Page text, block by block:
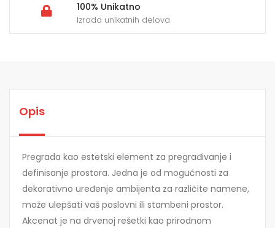
100% Unikatno
Izrada unikatnih delova
Opis
Pregrada kao estetski element za pregrađivanje i
definisanje prostora. Jedna je od mogućnosti za
dekorativno uređenje ambijenta za različite namene,
može ulepšati vaš poslovni ili stambeni prostor.
Akcenat je na drvenoj rešetki kao prirodnom